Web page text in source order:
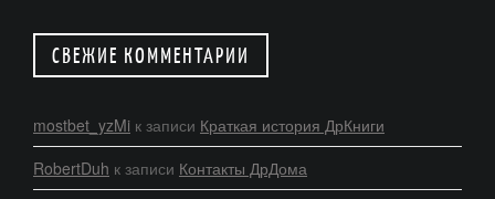
СВЕЖИЕ КОММЕНТАРИИ
mostbet_yzMi к записи Краткая история ДрКниги
RobertDuh к записи Контакты ДрДома